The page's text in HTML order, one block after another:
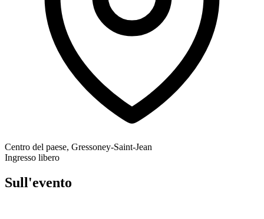
Centro del paese, Gressoney-Saint-Jean
Ingresso libero
Sull'evento